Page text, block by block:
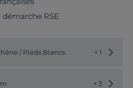
RSE
/ Pieds Blancs + 1
+ 3